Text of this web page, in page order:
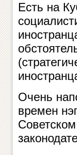
Есть на
Очень
времен